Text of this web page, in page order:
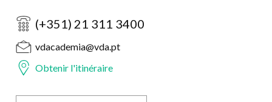
(+351) 21 311 3400
vdacademia@vda.pt
Obtenir l'itinéraire